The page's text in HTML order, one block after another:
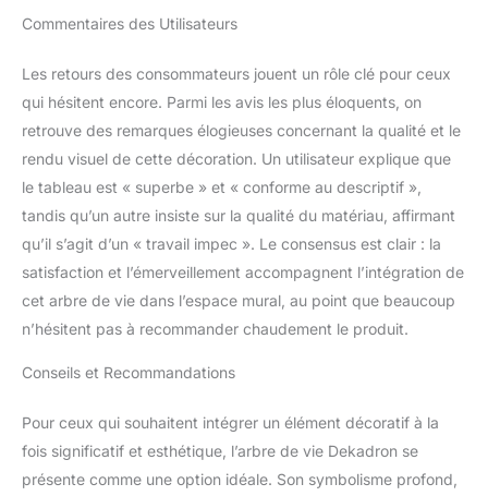
Commentaires des Utilisateurs
Les retours des consommateurs jouent un rôle clé pour ceux
qui hésitent encore. Parmi les avis les plus éloquents, on
retrouve des remarques élogieuses concernant la qualité et le
rendu visuel de cette décoration. Un utilisateur explique que
le tableau est « superbe » et « conforme au descriptif »,
tandis qu’un autre insiste sur la qualité du matériau, affirmant
qu’il s’agit d’un « travail impec ». Le consensus est clair : la
satisfaction et l’émerveillement accompagnent l’intégration de
cet arbre de vie dans l’espace mural, au point que beaucoup
n’hésitent pas à recommander chaudement le produit.
Conseils et Recommandations
Pour ceux qui souhaitent intégrer un élément décoratif à la
fois significatif et esthétique, l’arbre de vie Dekadron se
présente comme une option idéale. Son symbolisme profond,